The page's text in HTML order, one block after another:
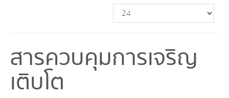
สารควบคุมการเจริญ
เติบโต